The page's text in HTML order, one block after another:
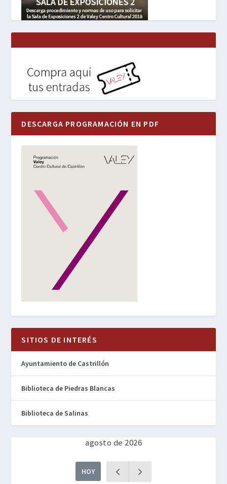
DESCARGA PROGRAMACIÓN EN PDF
SITIOS DE INTERÉS
Ayuntamiento de Castrillón
Biblioteca de Piedras Blancas
Biblioteca de Salinas
agosto de 2026
HOY